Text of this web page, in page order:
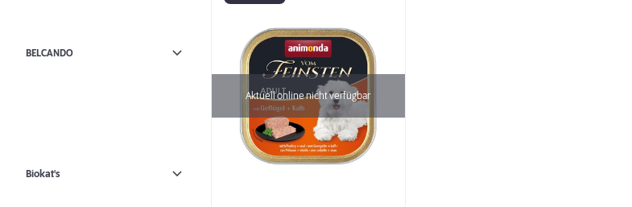
BELCANDO
Biokat's
Aktuell online nicht verfügbar